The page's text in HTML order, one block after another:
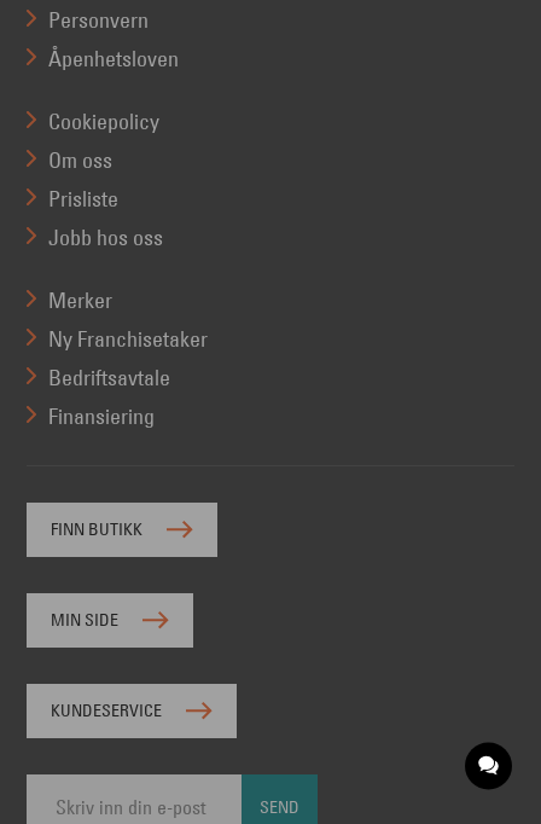
Personvern
Åpenhetsloven
Cookiepolicy
Om oss
Prisliste
Jobb hos oss
Merker
Ny Franchisetaker
Bedriftsavtale
Finansiering
FINN BUTIKK
MIN SIDE
KUNDESERVICE
SEND